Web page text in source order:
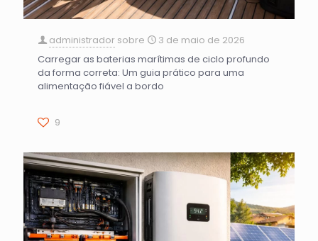
administrador sobre
3 de maio de 2026
Carregar as baterias marítimas de ciclo profundo
da forma correta: Um guia prático para uma
alimentação fiável a bordo
9